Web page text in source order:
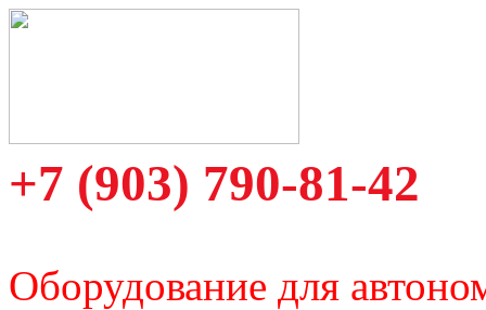
+7 (903) 790-81-42
Оборудование для